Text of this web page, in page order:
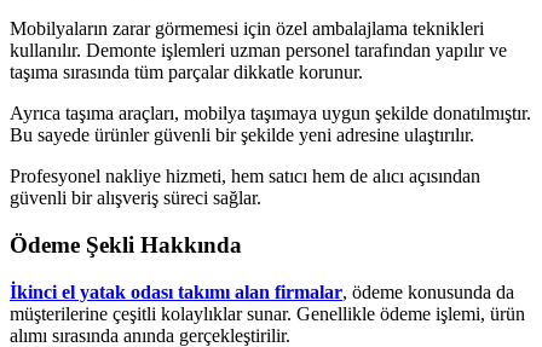
Mobilyaların zarar görmemesi için özel ambalajlama teknikleri
kullanılır. Demonte işlemleri uzman personel tarafından yapılır ve
taşıma sırasında tüm parçalar dikkatle korunur.
Ayrıca taşıma araçları, mobilya taşımaya uygun şekilde donatılmıştır.
Bu sayede ürünler güvenli bir şekilde yeni adresine ulaştırılır.
Profesyonel nakliye hizmeti, hem satıcı hem de alıcı açısından
güvenli bir alışveriş süreci sağlar.
Ödeme Şekli Hakkında
İkinci el yatak odası takımı alan firmalar, ödeme konusunda da
müşterilerine çeşitli kolaylıklar sunar. Genellikle ödeme işlemi, ürün
alımı sırasında anında gerçekleştirilir.